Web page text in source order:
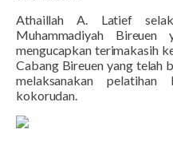
Athaillah A. Latief
Muhammadiyah
mengucapkan terimakasih
Cabang Bireuen yang telah
melaksanakan
kokorudan.